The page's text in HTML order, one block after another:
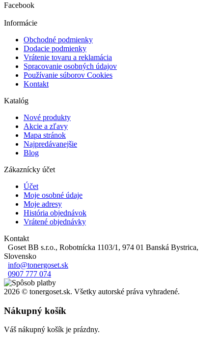
Facebook
Informácie
Obchodné podmienky
Dodacie podmienky
Vrátenie tovaru a reklamácia
Spracovanie osobných údajov
Používanie súborov Cookies
Kontakt
Katalóg
Nové produkty
Akcie a zľavy
Mapa stránok
Najpredávanejšie
Blog
Zákaznícky účet
Účet
Moje osobné údaje
Moje adresy
História objednávok
Vrátené objednávky
Kontakt
Goset BB s.r.o., Robotnícka 1103/1, 974 01 Banská Bystrica,
Slovensko
info@tonergoset.sk
0907 777 074
2026 © tonergoset.sk. Všetky autorské práva vyhradené.
Nákupný košík
Váš nákupný košík je prázdny.